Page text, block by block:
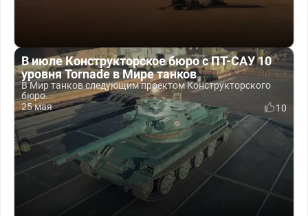
В июле Конструкторское бюро с ПТ-САУ 10
уровня Tornade в Мире танков
В Мир танков следующим проектом Конструкторского
бюро...
25 мая
10